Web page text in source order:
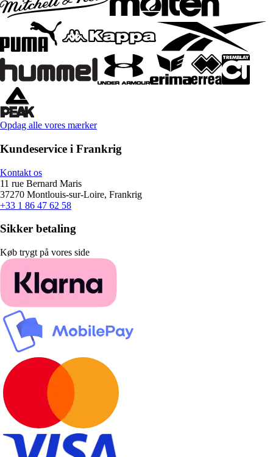
Opdag alle vores mærker
Kundeservice i Frankrig
Kontakt os
11 rue Bernard Maris
37270 Montlouis-sur-Loire, Frankrig
+33 1 86 47 62 58
Sikker betaling
Køb trygt på vores side